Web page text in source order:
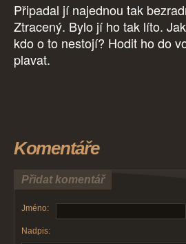
Připadal jí najednou tak
Ztracený. Bylo jí ho tak líto.
kdo o to nestojí? Hodit ho do
plavat.
Komentáře
Přidat komentář
Jméno:
Nadpis: